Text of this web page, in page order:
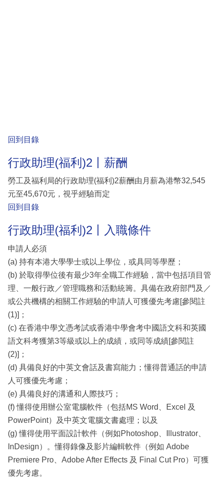
回到目錄
行政助理(福利)2丨薪酬
勞工及福利局的行政助理(福利)2薪酬由月薪為港幣32,545
元至45,670元，視乎經驗而定
回到目錄
行政助理(福利)2丨入職條件
申請人必須
(a) 持有本港大學學士或以上學位，或具同等學歷；
(b) 於取得學位後有最少3年全職工作經驗，當中包括項目管
理、一般行政／管理職務和活動統籌。具備在政府部門及／
或公共機構的相關工作經驗的申請人可獲優先考慮[參閱註
(1)]；
(c) 在香港中學文憑考試或香港中學會考中國語文科和英國
語文科考獲第3等級或以上的成績，或同等成績[參閱註
(2)]；
(d) 具備良好的中英文會話及書寫能力；懂得普通話的申請
人可獲優先考慮；
(e) 具備良好的溝通和人際技巧；
(f) 懂得使用辦公室電腦軟件（包括MS Word、Excel 及
PowerPoint）及中英文電腦文書處理；以及
(g) 懂得使用平面設計軟件（例如Photoshop、Illustrator、
InDesign）。懂得錄像及影片編輯軟件（例如 Adobe
Premiere Pro、Adobe After Effects 及 Final Cut Pro）可獲
優先考慮。